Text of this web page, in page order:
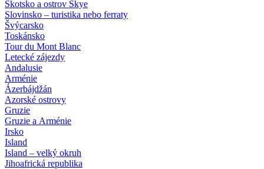
Skotsko a ostrov Skye
Slovinsko – turistika nebo ferraty
Švýcarsko
Toskánsko
Tour du Mont Blanc
Letecké zájezdy
Andalusie
Arménie
Ázerbájdžán
Azorské ostrovy
Gruzie
Gruzie a Arménie
Irsko
Island
Island – velký okruh
Jihoafrická republika